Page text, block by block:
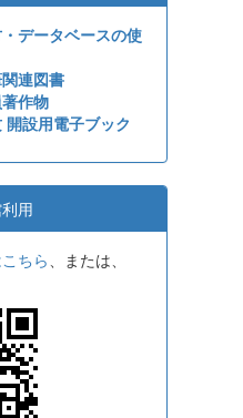
データベースの使
連図書
作物
開設用電子ブック
用
ちら、または、